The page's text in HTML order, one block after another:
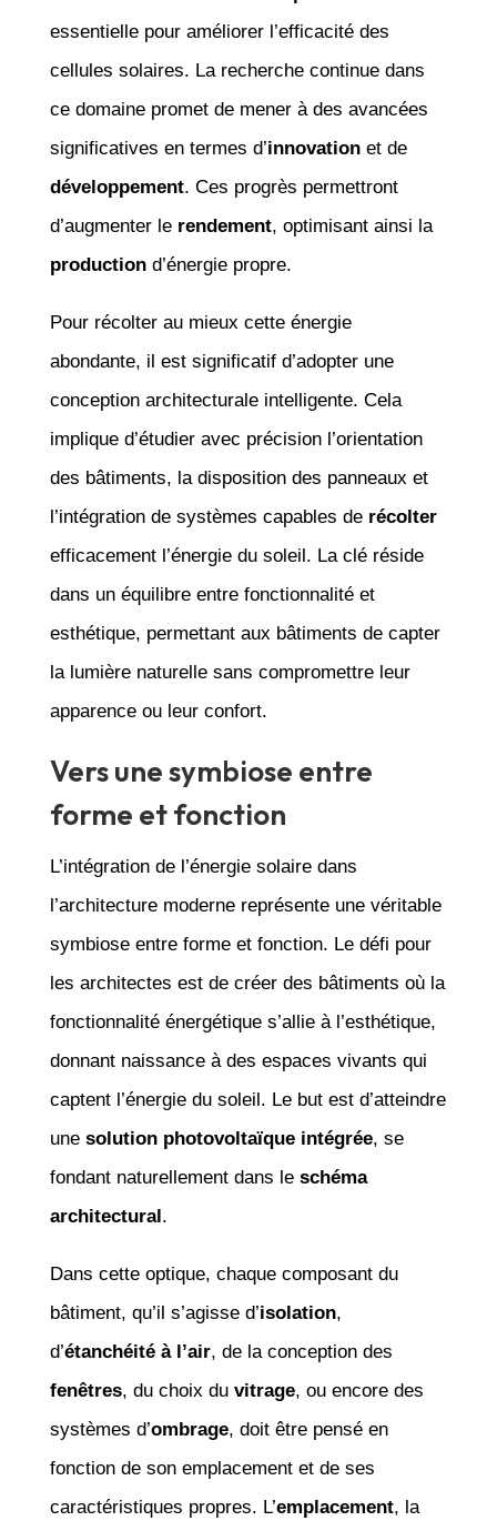
essentielle pour améliorer l’efficacité des
cellules solaires. La recherche continue dans
ce domaine promet de mener à des avancées
significatives en termes d’innovationet de
développement. Ces progrès permettront
d’augmenter le rendement, optimisant ainsi la
productiond’énergie propre.
Pour récolter au mieux cette énergie
abondante, il est significatif d’adopter une
conception architecturale intelligente. Cela
implique d’étudier avec précision l’orientation
des bâtiments, la disposition des panneaux et
l’intégration de systèmes capables de récolter
efficacement l’énergie du soleil. La clé réside
dans un équilibre entre fonctionnalité et
esthétique, permettant aux bâtiments de capter
la lumière naturelle sans compromettre leur
apparence ou leur confort.
Vers une symbiose entre
forme et fonction
L’intégration de l’énergie solaire dans
l’architecture moderne représente une véritable
symbiose entre forme et fonction. Le défi pour
les architectes est de créer des bâtiments où la
fonctionnalité énergétique s’allie à l’esthétique,
donnant naissance à des espaces vivants qui
captent l’énergie du soleil. Le but est d’atteindre
une solution photovoltaïque intégrée, se
fondant naturellement dans le schéma
architectural.
Dans cette optique, chaque composant du
bâtiment, qu’il s’agisse d’isolation,
d’étanchéité à l’air, de la conception des
fenêtres, du choix du vitrage, ou encore des
systèmes d’ombrage, doit être pensé en
fonction de son emplacement et de ses
caractéristiques propres. L’emplacement, la